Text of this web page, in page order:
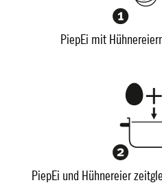
PiepEi mit
PiepEi und Hühnereier